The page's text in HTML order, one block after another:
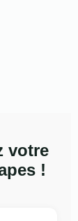
votre
!